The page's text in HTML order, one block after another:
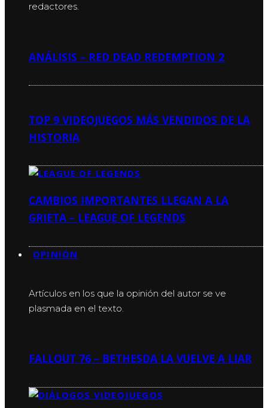
redactores.
ANÁLISIS – RED DEAD REDEMPTION 2
TOP 9 VIDEOJUEGOS MÁS VENDIDOS DE LA
HISTORIA
CAMBIOS IMPORTANTES LLEGAN A LA
GRIETA – LEAGUE OF LEGENDS
OPINIÓN
Artículos en los que la opinión del autor se ve
plasmada en el texto.
FALLOUT 76 – BETHESDA LA VUELVE A LIAR